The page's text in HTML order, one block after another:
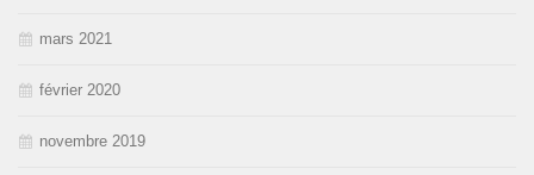
mars 2021
février 2020
novembre 2019